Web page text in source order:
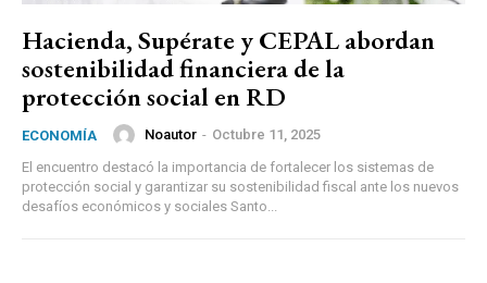
Hacienda, Supérate y CEPAL abordan
sostenibilidad financiera de la
protección social en RD
ECONOMÍA Noautor - Octubre 11, 2025
El encuentro destacó la importancia de fortalecer los sistemas de
protección social y garantizar su sostenibilidad fiscal ante los nuevos
desafíos económicos y sociales Santo...